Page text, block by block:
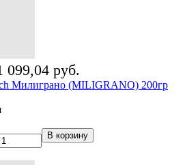
099,04 руб.
Милиграно (MILIGRANO) 200гр
В корзину